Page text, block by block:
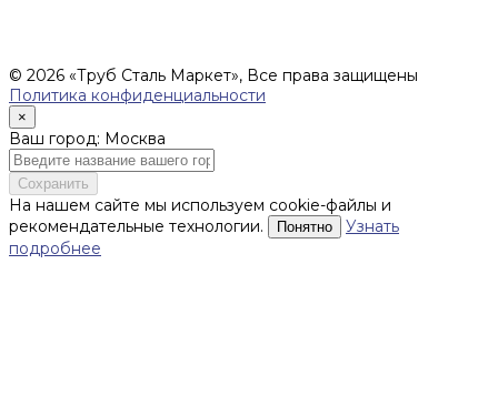
© 2026 «Труб Сталь Маркет», Все права защищены
Политика конфиденциальности
×
Ваш город: Москва
Сохранить
На нашем сайте мы используем cookie-файлы и
рекомендательные технологии.
Понятно
Узнать
подробнее